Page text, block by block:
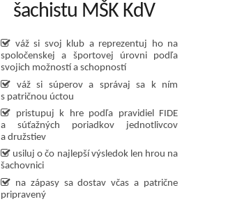
šachistu MŠK KdV
váž si svoj klub a reprezentuj ho na
spoločenskej a športovej úrovni podľa
svojich možností a schopností
váž si súperov a správaj sa k ním
s patričnou úctou
pristupuj k hre podľa pravidiel FIDE
a súťažných poriadkov jednotlivcov
a družstiev
usiluj o čo najlepší výsledok len hrou na
šachovnici
na zápasy sa dostav včas a patrične
pripravený